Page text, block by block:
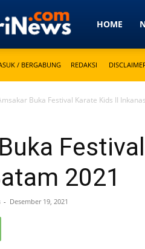
HOME
/ BERGABUNG REDAKSI
Buka Festival Karate Kids II
2021
- Desember 19, 2021